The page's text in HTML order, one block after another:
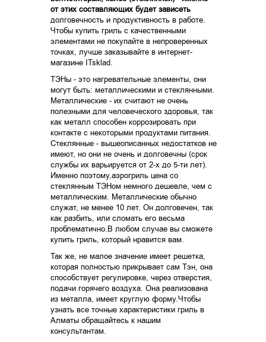
от этих составляющих будет зависеть
долговечность и продуктивность в работе.
Чтобы купить гриль с качественными
элементами не покупайте в непроверенных
точках, лучше заказывайте в интернет-
магазине ITsklad.
ТЭНы - это нагревательные элементы, они
могут быть: металлическими и стеклянными.
Металлические - их считают не очень
полезными для человеческого здоровья, так
как металл способен коррозировать при
контакте с некоторыми продуктами питания.
Стеклянные - вышеописанных недостатков не
имеют, но они не очень и долговечны (срок
службы их варьируется от 2-х до 5-ти лет).
Именно поэтому,аэрогриль цена со
стеклянным ТЭНом немного дешевле, чем с
металлическим. Металлические обычно
служат, не менее 10 лет. Он долговечен, так
как разбить, или сломать его весьма
проблематично.В любом случае вы сможете
купить гриль, который нравится вам.
Так же, не малое значение имеет решетка,
которая полностью прикрывает сам Тэн, она
способствует регулировке, через отверстия,
подачи горячего воздуха. Она реализована
из металла, имеет круглую форму.Чтобы
узнать все точные характеристики гриль в
Алматы обращайтесь к нашим
консультантам.